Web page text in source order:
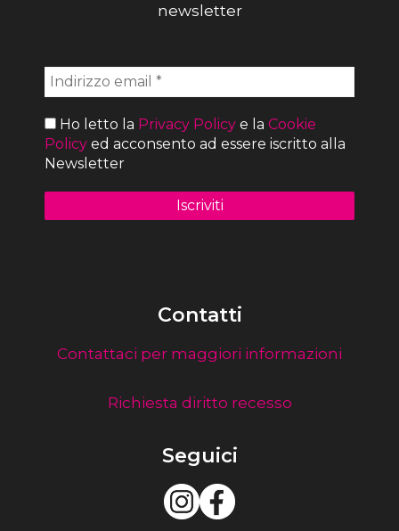
newsletter
Ho letto la Privacy Policy e la Cookie
Policy ed acconsento ad essere iscritto alla
Newsletter
Contatti
Contattaci per maggiori informazioni
Richiesta diritto recesso
Seguici